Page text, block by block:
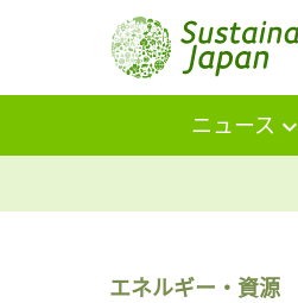
ニュース
エネルギー・資源